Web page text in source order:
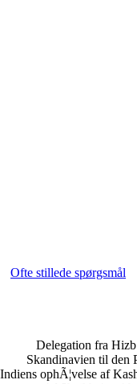
Ofte stillede spørgsmål
Indiens ophÃ¦velse af
Delegation fra
Skandinavien til den